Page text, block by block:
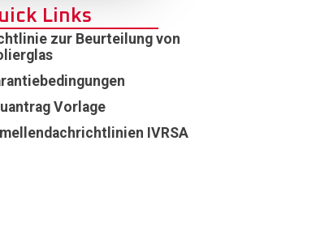
Links
zur Beurteilung von
Vorlage
IVRSA